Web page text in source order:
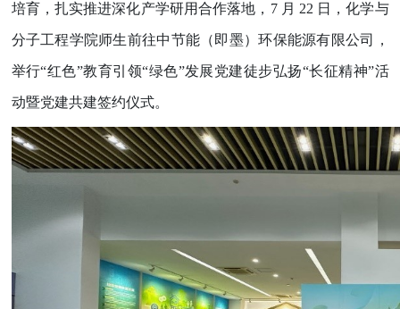
培育，扎实推进深化产学研用合作落地，7 月 22 日，化学与
分子工程学院师生前往中节能（即墨）环保能源有限公司，
举行“红色”教育引领“绿色”发展党建徒步弘扬“长征精神”活
动暨党建共建签约仪式。